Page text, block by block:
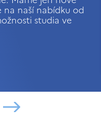
na naší nabídku od
studia ve